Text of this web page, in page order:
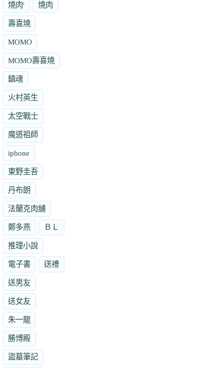
燒肉' 燒肉
壽喜燒
MOMO
MOMO壽喜燒
鎮魂
火村英生
太空戰士
魔道祖師
iphone
東野圭吾
丹布朗
法蘭克肉舖
鄭多燕 ＢＬ
推理小說
電子書 送禮
送男友
送女友
朱一龍
勝博殿
盜墓筆記